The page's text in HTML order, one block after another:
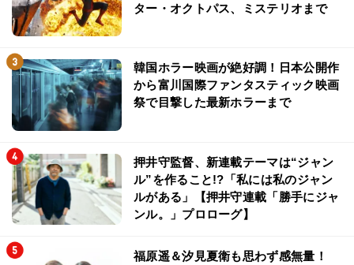
ター・オクトパス、ミステリオまで
韓国ホラー映画が絶好調！日本公開作
から富川国際ファンタスティック映画
祭で目撃した最新ホラーまで
押井守監督、新連載テーマは“ジャン
ル”を作ること!?「私には私のジャン
ルがある」【押井守連載「勝手にジャ
ンル。」プロローグ】
福原遥＆汐見夏衛も思わず感無量！